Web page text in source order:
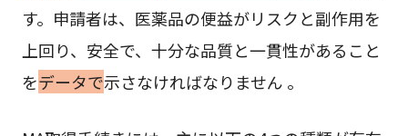
す。申請者は、医薬品の便益がリスクと副作用を
上回り、安全で、十分な品質と一貫性があること
をデータで示さなければなりません 。